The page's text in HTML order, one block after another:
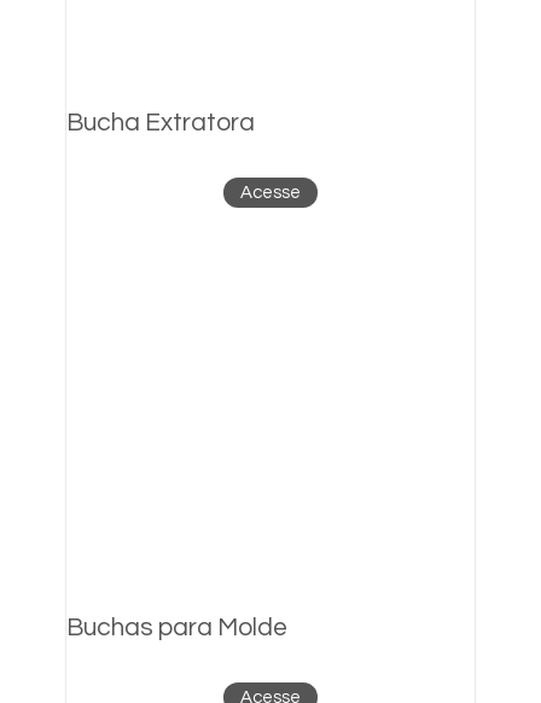
Bucha Extratora
Acesse
Buchas para Molde
Acesse